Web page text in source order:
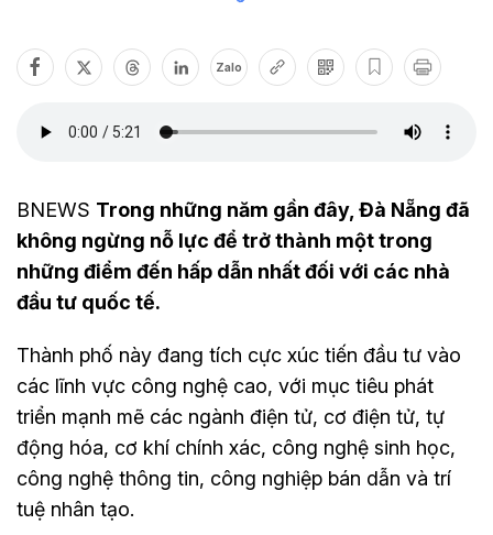
Zalo
BNEWS Trong những năm gần đây, Đà Nẵng đã
không ngừng nỗ lực để trở thành một trong
những điểm đến hấp dẫn nhất đối với các nhà
đầu tư quốc tế.
Thành phố này đang tích cực xúc tiến đầu tư vào
các lĩnh vực công nghệ cao, với mục tiêu phát
triển mạnh mẽ các ngành điện tử, cơ điện tử, tự
động hóa, cơ khí chính xác, công nghệ sinh học,
công nghệ thông tin, công nghiệp bán dẫn và trí
tuệ nhân tạo.